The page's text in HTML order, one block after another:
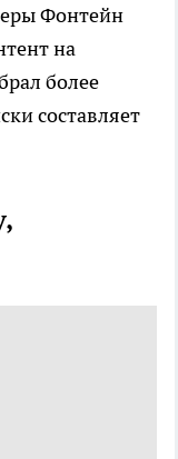
Фонтейн
на
более
составляет